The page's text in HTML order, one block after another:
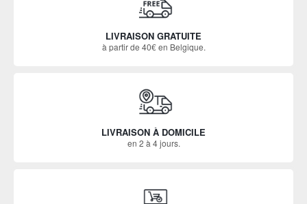
LIVRAISON GRATUITE
à partir de 40€ en Belgique.
LIVRAISON À DOMICILE
en 2 à 4 jours.